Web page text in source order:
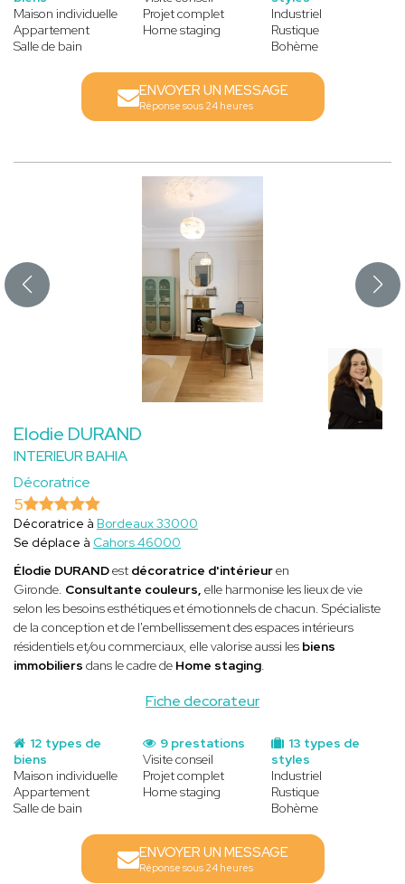
Maison individuelle
Appartement
Salle de bain
Industriel
Rustique
Bohème
Projet complet
Home staging
ENVOYER UN MESSAGE
Réponse sous 24 heures
Elodie DURAND
INTERIEUR BAHIA
Décoratrice
Fiche decorateur
5
Décoratrice à Bordeaux 33000
Se déplace à Cahors 46000
Élodie DURANDest décoratrice d'intérieuren
Gironde. Consultante couleurs, elle harmonise les lieux de vie
selon les besoins esthétiques et émotionnels de chacun. Spécialiste
de la conception et de l'embellissement des espaces intérieurs
résidentiels et/ou commerciaux, elle valorise aussi les biens
immobiliers dans le cadre de Home staging.
12 types de
biens
Maison individuelle
Appartement
Salle de bain
13 types de
styles
Industriel
Rustique
Bohème
9 prestations
Visite conseil
Projet complet
Home staging
ENVOYER UN MESSAGE
Réponse sous 24 heures